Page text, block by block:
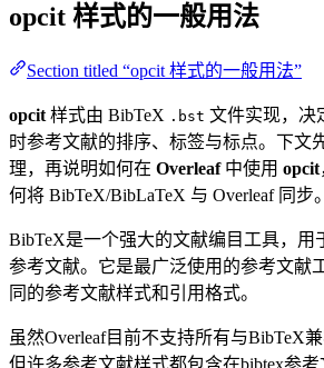
opcit 样式的一般用法
Section titled “opcit 样式的一般用法”
opcit 样式由 BibTeX .bst 文件实现，决
时参考文献的排序、标签与标点。下文
理，再说明如何在 Overleaf中使用 opcit
何将 BibTeX/BibLaTeX 与 Overleaf 同步。
BibTeX是一个强大的文献编目工具，用
参考文献。它是最广泛使用的参考文献
同的参考文献样式和引用格式。
虽然Overleaf目前不支持所有与BibTeX
但许多参考文献样式都包含在bibtex参